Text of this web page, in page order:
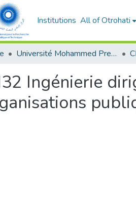
Institutions All of Otrohati
Université Mohammed Premier - Oujda
Ingénierie